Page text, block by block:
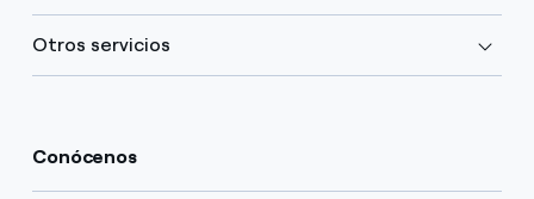
Otros servicios
Conócenos